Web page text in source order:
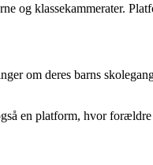
og klassekammerater.
om deres barns
en platform, hvor